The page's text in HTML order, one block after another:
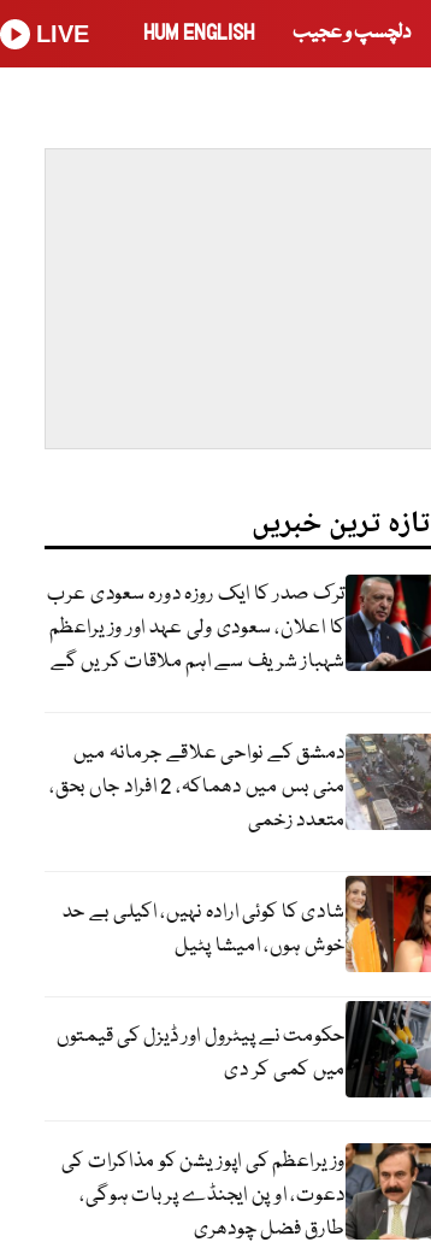
دلچسپ و عجیب HUM ENGLISH
LIVE
تازہ ترین خبریں
ترک صدر کا ایک روزہ دورہ سعودی عرب
کا اعلان، سعودی ولی عہد اور وزیراعظم
شہباز شریف سے اہم ملاقات کریں گے
دمشق کے نواحی علاقے جرمانہ میں
منی بس میں دھماکہ، 2 افراد جاں بحق،
متعدد زخمی
شادی کا کوئی ارادہ نہیں، اکیلی بے حد
خوش ہوں، امیشا پٹیل
حکومت نے پیٹرول اور ڈیزل کی قیمتوں
میں کمی کر دی
وزیراعظم کی اپوزیشن کو مذاکرات کی
دعوت، اوپن ایجنڈے پر بات ہوگی،
طارق فضل چودھری